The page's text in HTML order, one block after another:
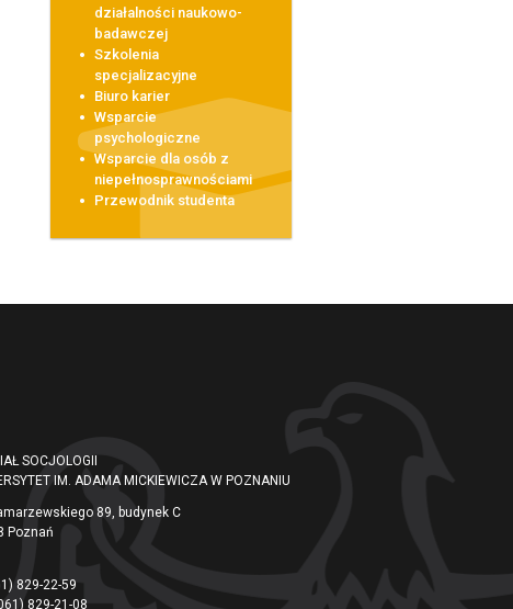
działalności naukowo-
badawczej
Szkolenia
specjalizacyjne
Biuro karier
Wsparcie
psychologiczne
Wsparcie dla osób z
niepełnosprawnościami
Przewodnik studenta
SOCJOLOGII
IM. ADAMA MICKIEWICZA W POZNANIU
89, budynek C
Poznań
829-22-59
829-21-08